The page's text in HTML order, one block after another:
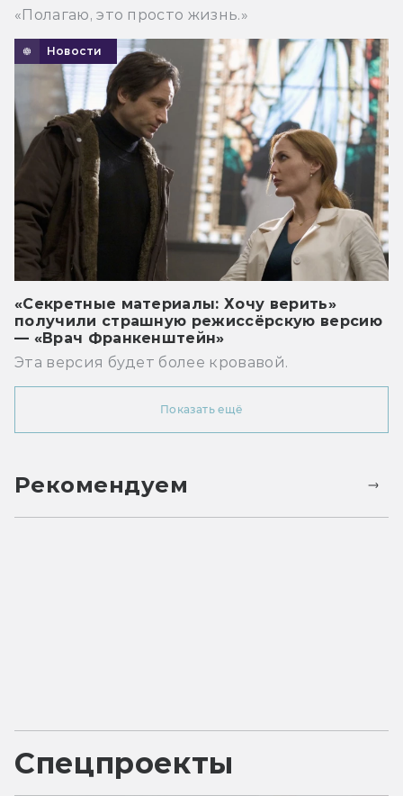
«Полагаю, это просто жизнь.»
Новости
«Секретные материалы: Хочу верить»
получили страшную режиссёрскую версию
— «Врач Франкенштейн»
Эта версия будет более кровавой.
Показать ещё
Рекомендуем
Спецпроекты